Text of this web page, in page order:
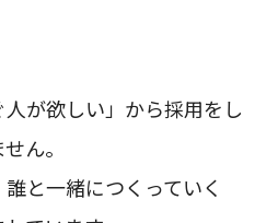
が欲しい」から採用をし
ん。
誰と一緒につくっていく